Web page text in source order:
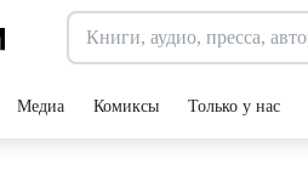
Медиа Комиксы Только у нас